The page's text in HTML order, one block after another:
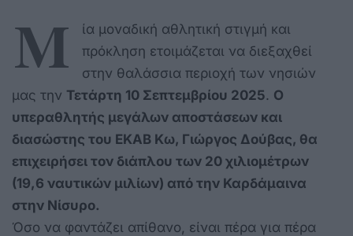
Μ
ία μοναδική αθλητική στιγμή και
πρόκληση ετοιμάζεται να διεξαχθεί
στην θαλάσσια περιοχή των νησιών
μας την Τετάρτη 10 Σεπτεμβρίου 2025. Ο
υπεραθλητής μεγάλων αποστάσεων και
διασώστης του ΕΚΑΒ Κω, Γιώργος Δούβας, θα
επιχειρήσει τον διάπλου των 20 χιλιομέτρων
(19,6 ναυτικών μιλίων) από την Καρδάμαινα
στην Νίσυρο.
Όσο να φαντάζει απίθανο, είναι πέρα για πέρα